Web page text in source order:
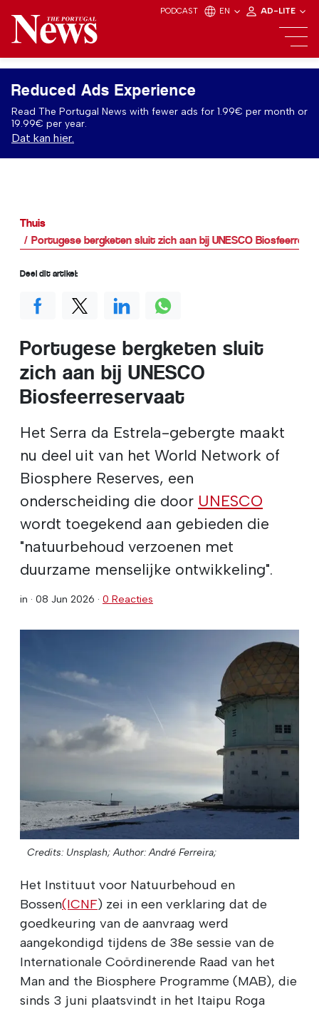
PODCAST EN AD-LITE
Reduced Ads Experience
Read The Portugal News with fewer ads for 1.99€ per month or
19.99€ per year.
Dat kan hier.
Thuis
Portugese bergketen sluit zich aan bij UNESCO
Portugese bergketen sluit
zich aan bij UNESCO
Biosfeerreservaat
Het Serra da Estrela-gebergte maakt
nu deel uit van het World Network of
Biosphere Reserves, een
onderscheiding die door UNESCO
wordt toegekend aan gebieden die
"natuurbehoud verzoenen met
duurzame menselijke ontwikkeling".
in · 08 Jun 2026 · 0 Reacties
Credits: Unsplash; Author: André Ferreira;
Het Instituut voor Natuurbehoud en
Bossen(ICNF) zei in een verklaring dat de
goedkeuring van de aanvraag werd
aangekondigd tijdens de 38e sessie van de
Internationale Coördinerende Raad van het
Man and the Biosphere Programme (MAB), die
sinds 3 juni plaatsvindt in het Itaipu Roga
Deel dit artikel: